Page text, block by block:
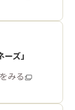
ズ」
みる